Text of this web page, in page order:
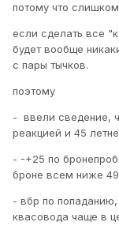
потому что
если сделать все
будет вообще
с пары тычков.
поэтому
- ввели сведение,
реакцией и 45
- -+25 по
броне всем ниже
- вбр по
квасовода чаще в